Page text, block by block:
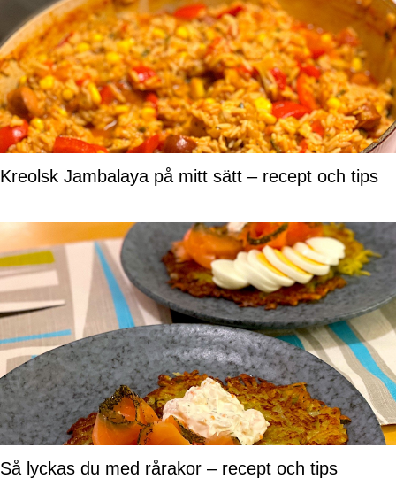
Kreolsk Jambalaya på mitt sätt – recept och tips
Så lyckas du med rårakor – recept och tips